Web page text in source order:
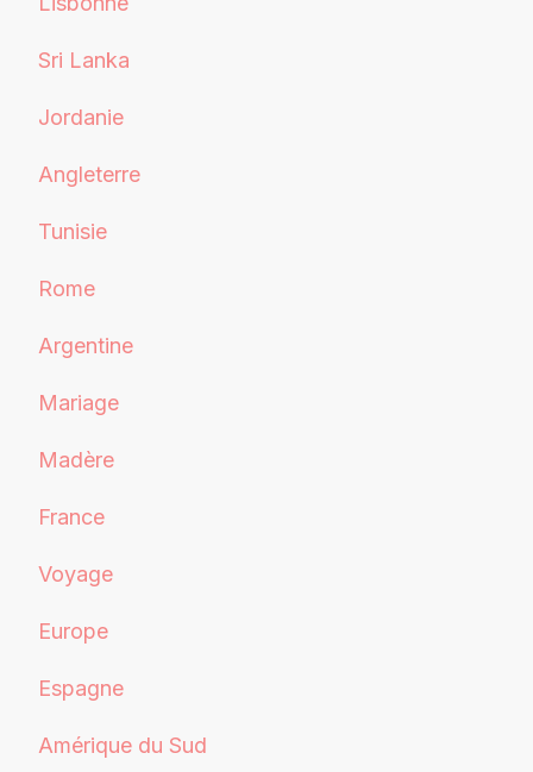
Sri Lanka
Jordanie
Angleterre
Tunisie
Rome
Argentine
Mariage
Madère
France
Voyage
Europe
Espagne
Amérique du Sud